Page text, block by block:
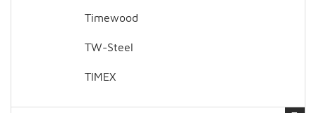
Timewood
TW-Steel
TIMEX